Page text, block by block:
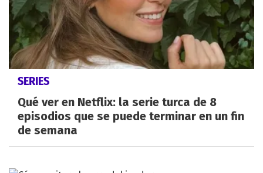
SERIES
Qué ver en Netflix: la serie turca de 8
episodios que se puede terminar en un fin
de semana